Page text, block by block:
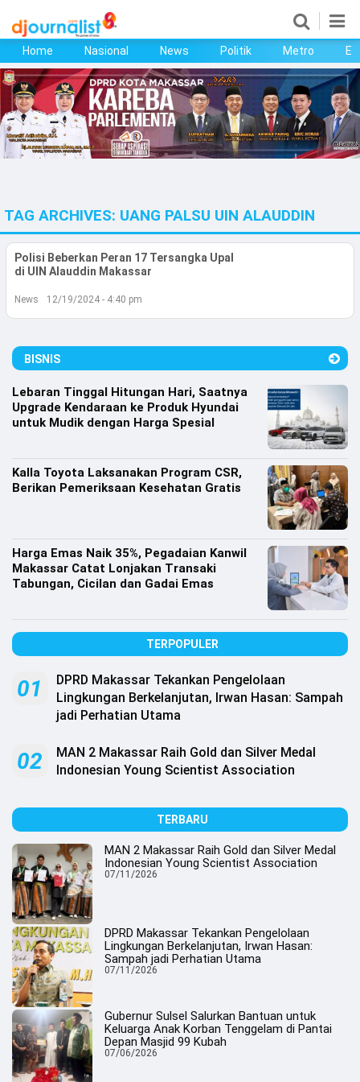
Home
Nasional
News
Metro
Ekonomi
Bisnis
Lifestyle
Olahraga
Opini
©
Copyright
Djournalist.com
Reserved
Home Nasional News Politik Metro
TAG ARCHIVES: UANG PALSU UIN ALAUDDIN
Polisi Beberkan Peran 17 Tersangka Upal
di UIN Alauddin Makassar
News 12/19/2024 - 4:40 pm
BISNIS
Lebaran Tinggal Hitungan Hari, Saatnya
Upgrade Kendaraan ke Produk Hyundai
untuk Mudik dengan Harga Spesial
Kalla Toyota Laksanakan Program CSR,
Berikan Pemeriksaan Kesehatan Gratis
Harga Emas Naik 35%, Pegadaian Kanwil
Makassar Catat Lonjakan Transaki
Tabungan, Cicilan dan Gadai Emas
TERPOPULER
01
DPRD Makassar Tekankan Pengelolaan
Lingkungan Berkelanjutan, Irwan Hasan: Sampah
jadi Perhatian Utama
02
MAN 2 Makassar Raih Gold dan Silver Medal
Indonesian Young Scientist Association
TERBARU
MAN 2 Makassar Raih Gold dan Silver Medal
Indonesian Young Scientist Association
07/11/2026
DPRD Makassar Tekankan Pengelolaan
Lingkungan Berkelanjutan, Irwan Hasan:
Sampah jadi Perhatian Utama
07/11/2026
Gubernur Sulsel Salurkan Bantuan untuk
Keluarga Anak Korban Tenggelam di Pantai
Depan Masjid 99 Kubah
07/06/2026